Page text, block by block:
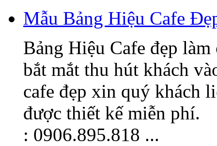
Mẫu Bảng Hiệu Cafe
Bảng Hiệu Cafe đẹp
bắt mắt thu hút khách
cafe đẹp xin quý khách
được thiết kế miễn
: 0906.895.818 ...